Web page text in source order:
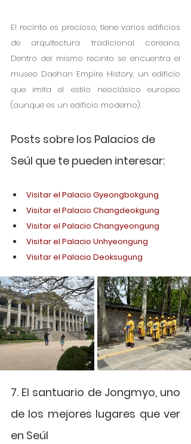
El recinto es precioso, tiene varios edificios
de arquitectura tradicional coreana.
Dentro del mismo recinto se encuentra el
museo Daehan Empire History, un edificio
que imita el estilo neoclásico europeo
(aunque es un edificio moderno).
Posts sobre los Palacios de
Seúl que te pueden interesar:
Visitar el Palacio Gyeongbokgung
Visitar el Palacio Changdeokgung
Visitar el Palacio Changyeongung
Visitar el Palacio Unhyeongung
Visitar el Palacio Deoksugung
7. El santuario de Jongmyo, uno
de los mejores lugares que ver
en Seúl